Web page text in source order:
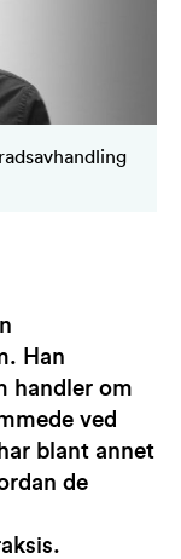
Han
handler om
ved
blant annet
de